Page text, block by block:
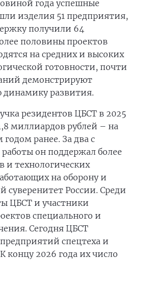
года успешные
изделия 51 предприятия,
получили 64
половины проектов
на средних и высоких
готовности, почти
демонстрируют
развития.
резидентов ЦБСТ в 2025
миллиардов рублей – на
ранее. За два с
он поддержал более
и технологических
на оборону и
суверенитет России. Среди
ЦБСТ и участники
специального и
Сегодня ЦБСТ
спецтеха и
концу 2026 года их число